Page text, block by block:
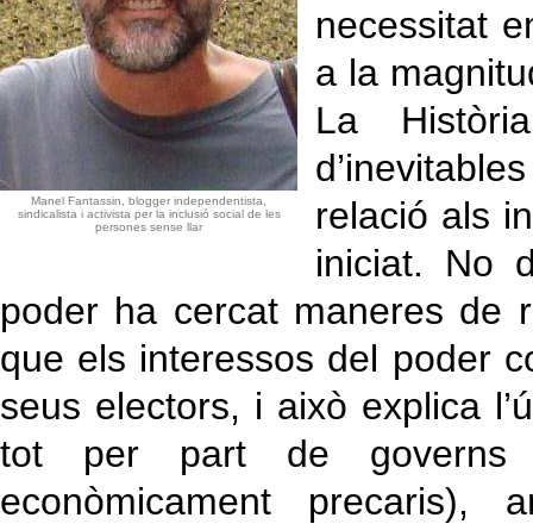
Manel Fantassin, blogger independentista,
sindicalista i activista per la inclusió social de les
persones sense llar
necessitat
a la
La
relació als
iniciat. No
poder ha cercat maneres de
que els interessos del poder
seus electors, i això explica
tot per part de governs
econòmicament precaris),